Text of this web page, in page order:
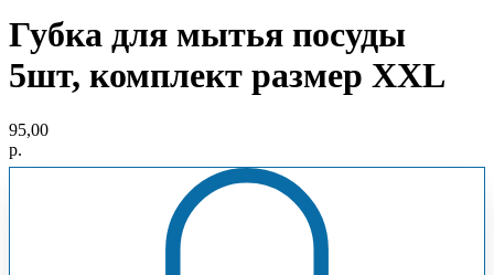
Губка для мытья посуды
5шт, комплект размер XXL
95,00
р.